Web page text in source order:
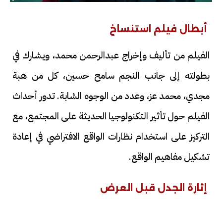
أبطال فيلم استنساخ
الفيلم من تأليف وإخراج عبدالرحمن محمد، ويشارك في
بطولته إلى جانب النجم سامح حسين، كل من هبة
مجدي، محمد عز، وعدد من الوجوه الشابة. تدور أحداث
الفيلم حول تأثير التكنولوجيا الحديثة على المجتمع، مع
التركيز على استخدام نظارات الواقع الافتراضي في إعادة
تشكيل مفاهيم الواقع.
إثارة الجدل قبل العرض